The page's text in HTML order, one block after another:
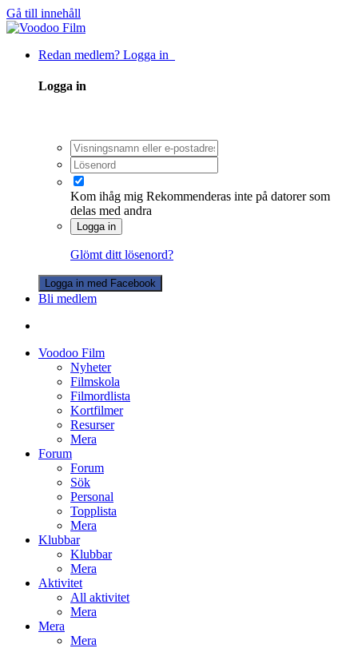
Gå till innehåll
Redan medlem? Logga in
Logga in
Kom ihåg mig Rekommenderas inte på datorer som
delas med andra
Logga in
Glömt ditt lösenord?
Logga in med Facebook
Bli medlem
Voodoo Film
Nyheter
Filmskola
Filmordlista
Kortfilmer
Resurser
Mera
Forum
Forum
Sök
Personal
Topplista
Mera
Klubbar
Klubbar
Mera
Aktivitet
All aktivitet
Mera
Mera
Mera